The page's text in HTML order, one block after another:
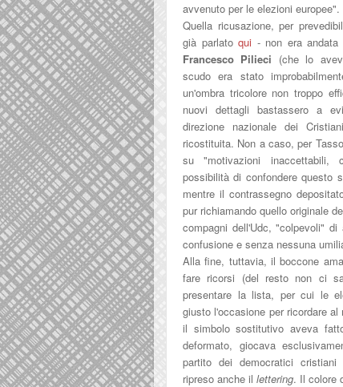
avvenuto per le elezioni europee".
Quella ricusazione, per
già parlatoqui - non era
Francesco Pilieci (che lo
scudo era stato
un'ombra tricolore non troppo
nuovi dettagli bastassero a
direzione nazionale dei
ricostituita. Non a caso, per
su "motivazioni
possibilità di confondere questo
mentre il contrassegno
pur richiamando quello originale
compagni dell'Udc, "colpevoli"
confusione e senza nessuna
Alla fine, tuttavia, il boccone
fare ricorsi (del resto non ci
presentare la lista, per cui le
giusto l'occasione per ricordare
il simbolo sostitutivo aveva
deformato, giocava
partito dei democratici
ripreso anche illettering. Il colore